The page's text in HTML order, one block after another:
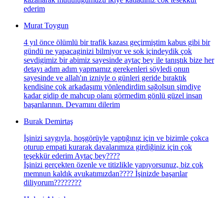
ederim
Murat Toygun
4 yıl önce ölümlü bir trafik kazası geçirmiştim kabus gibi bir
gündü ne yapacaginizi bilmiyor ve sok içindeydik çok
sevdigimiz bir abimiz sayesinde aytaç bey ile tanıştık bize her
detayı adım adım yapmamız gerekenleri söyledi onun
sayesinde ve allah'ın izniyle o günleri geride bıraktık
kendisine çok arkadaşımı yönlendirdim sağolsun şimdiye
kadar gidip de mahcup olanı görmedim gönlü güzel insan
başarılarının. Devamını dilerim
Burak Demirtaş
İşinizi saygıyla, hoşgörüyle yaptığınız için ve bizimle çokca
oturup empati kurarak davalarımıza girdiğiniz için çok
teşekkür ederim Aytaç bey????
İşinizi gerçekten özenle ve titizlikle yapıyorsunuz, biz çok
memnun kaldık avukatımızdan???? İşinizde başarılar
diliyorum????????